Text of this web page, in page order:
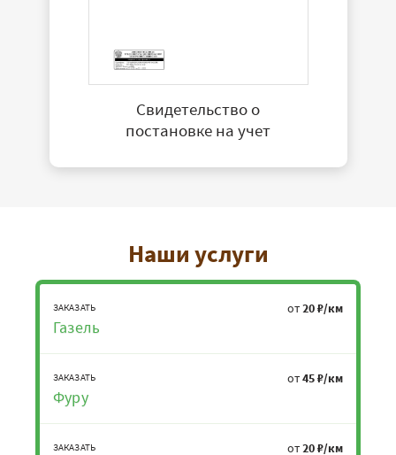
Свидетельство о
постановке на учет
Наши услуги
ЗАКАЗАТЬ
Газель
от20 ₽/км
ЗАКАЗАТЬ
Фуру
от45 ₽/км
ЗАКАЗАТЬ от20 ₽/км